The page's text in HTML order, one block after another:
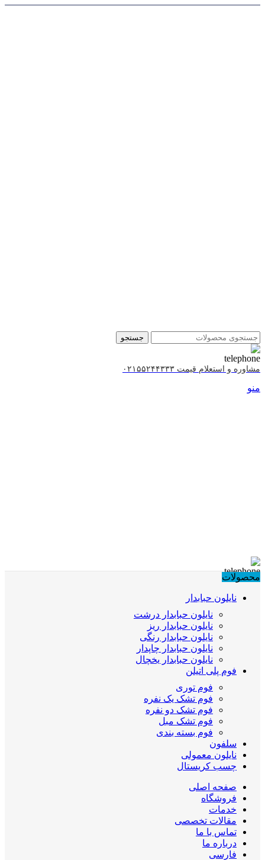
جستجو
مشاوره و استعلام قیمت ۰۲۱۵۵۲۴۴۳۳۳
منو
محصولات
نایلون حبابدار
نایلون حبابدار درشت
نایلون حبابدار ریز
نایلون حبابدار رنگی
نایلون حبابدار چاپدار
نایلون حبابدار یخچال
فوم پلی اتیلن
فوم توری
فوم تشک یک نفره
فوم تشک دو نفره
فوم تشک مبل
فوم بسته بندی
سلفون
نایلون معمولی
چسب کریستال
صفحه اصلی
فروشگاه
خدمات
مقالات تخصصی
تماس با ما
درباره ما
فارسی